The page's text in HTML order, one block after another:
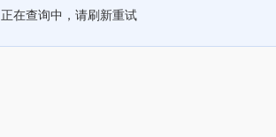
正在查询中，请刷新重试